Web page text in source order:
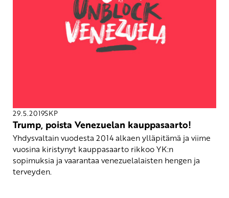
29.5.2019SKP
Trump, poista Venezuelan kauppasaarto!
Yhdysvaltain vuodesta 2014 alkaen ylläpitämä ja viime
vuosina kiristynyt kauppasaarto rikkoo YK:n
sopimuksia ja vaarantaa venezuelalaisten hengen ja
terveyden.